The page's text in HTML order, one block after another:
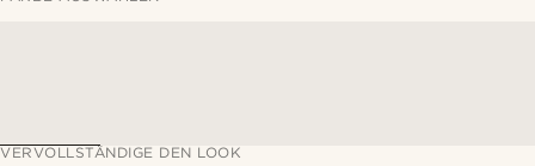
VERVOLLSTÄNDIGE DEN LOOK